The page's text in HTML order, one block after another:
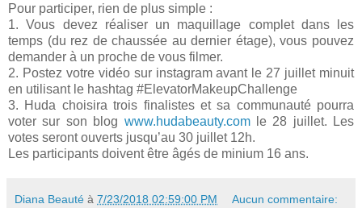
Pour participer, rien de plus simple :
1. Vous devez réaliser un maquillage complet dans les
temps (du rez de chaussée au dernier étage), vous pouvez
demander à un proche de vous filmer.
2. Postez votre vidéo sur instagram avant le 27 juillet minuit
en utilisant le hashtag #ElevatorMakeupChallenge
3. Huda choisira trois finalistes et sa communauté pourra
voter sur son blog www.hudabeauty.comle 28 juillet. Les
votes seront ouverts jusqu’au 30 juillet 12h.
Les participants doivent être âgés de minium 16 ans.
Diana Beauté à 7/23/2018 02:59:00 PM Aucun commentaire: